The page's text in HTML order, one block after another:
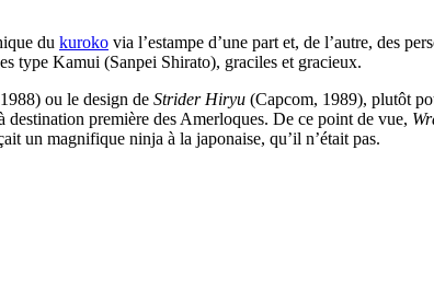
du kuroko via l’estampe d’une part et, de l’autre, des
type Kamui (Sanpei Shirato), graciles et gracieux.
ou le design de Strider Hiryu (Capcom, 1989), plutôt
destination première des Amerloques. De ce point de vue,
un magnifique ninja à la japonaise, qu’il n’était pas.